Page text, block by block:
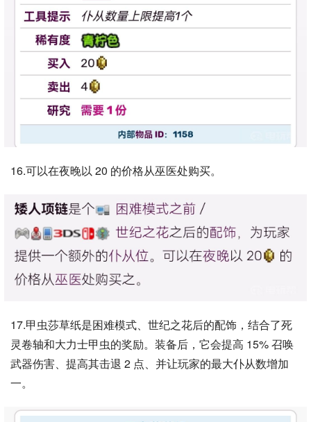
16.可以在夜晚以 20 的价格从巫医处购买。
17.甲虫莎草纸是困难模式、世纪之花后的配饰，结合了死
灵卷轴和大力士甲虫的奖励。装备后，它会提高 15% 召唤
武器伤害、提高其击退 2 点、并让玩家的最大仆从数增加
一。